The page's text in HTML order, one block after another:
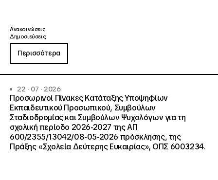
Ανακοινώσεις
Δημοσιεύσεις
Περισσότερα
22 · 07 · 2026
Προσωρινοί Πίνακες Κατάταξης Υποψηφίων
Εκπαιδευτικού Προσωπικού, Συμβούλων
Σταδιοδρομίας και Συμβούλων Ψυχολόγων για τη
σχολική περίοδο 2026-2027 της ΑΠ
600/2355/13042/08-05-2026 πρόσκλησης, της
Πράξης «Σχολεία Δεύτερης Ευκαιρίας», ΟΠΣ 6003234.